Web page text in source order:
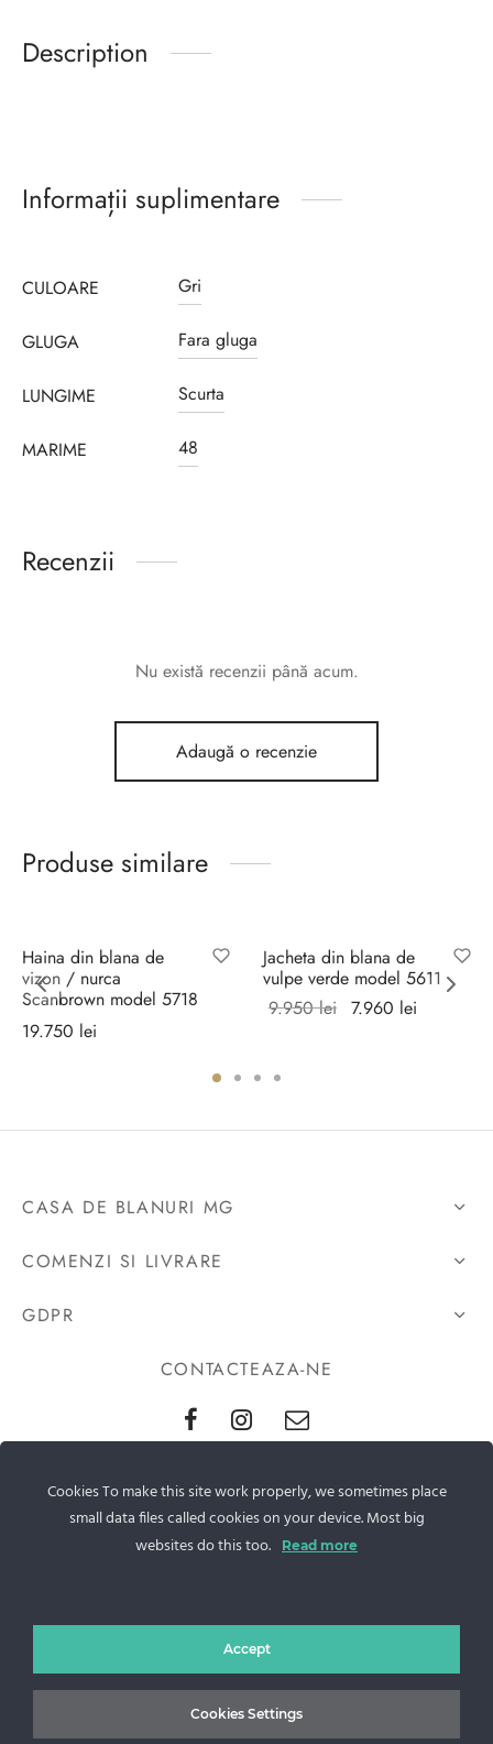
Description
Informații suplimentare
CULOARE Gri
GLUGA Fara gluga
LUNGIME Scurta
MARIME 48
Recenzii
Nu există recenzii până acum.
Adaugă o recenzie
Produse similare
Haina din blana de
vizon / nurca
Scanbrown model 5718
19.750 lei
Sale!
Jacheta din blana de
vulpe verde model 5611
9.950lei Prețul
7.960 lei
CASA DE BLANURI MG
COMENZI SI LIVRARE
GDPR
CONTACTEAZA-NE
+40 727 225 262
bianca@blana.ro
Cookies To make this site work properly, we sometimes place
small data files called cookies on your device. Most big
websites do this too.
Read more
Accept
Cookies Settings